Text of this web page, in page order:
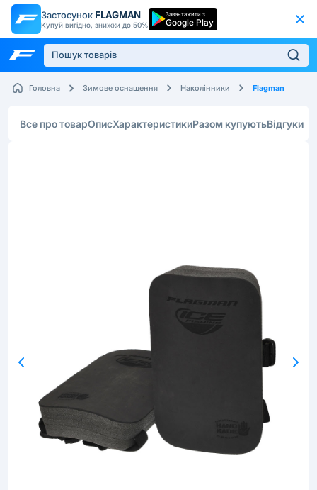
Застосунок FLAGMAN
Купуй вигідно, знижки до 50%
Завантажити з
Google Play
Головна Зимове оснащення Наколінники Flagman
Все про товарОписХарактеристикиРазом купуютьВідгуки